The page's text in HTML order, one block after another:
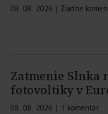
08. 08. 2026 | Žiadne
Zatmenie Slnka
fotovoltiky v
08. 08. 2026 | 1 komentár